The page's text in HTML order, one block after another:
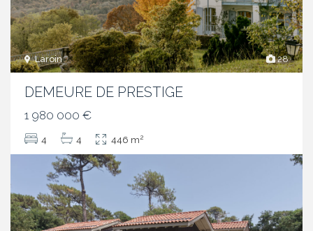
28
Laroin
DEMEURE DE PRESTIGE
1 980 000 €
4 4 446 m2